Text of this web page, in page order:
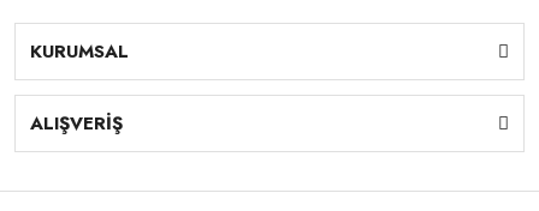
KURUMSAL
ALIŞVERİŞ